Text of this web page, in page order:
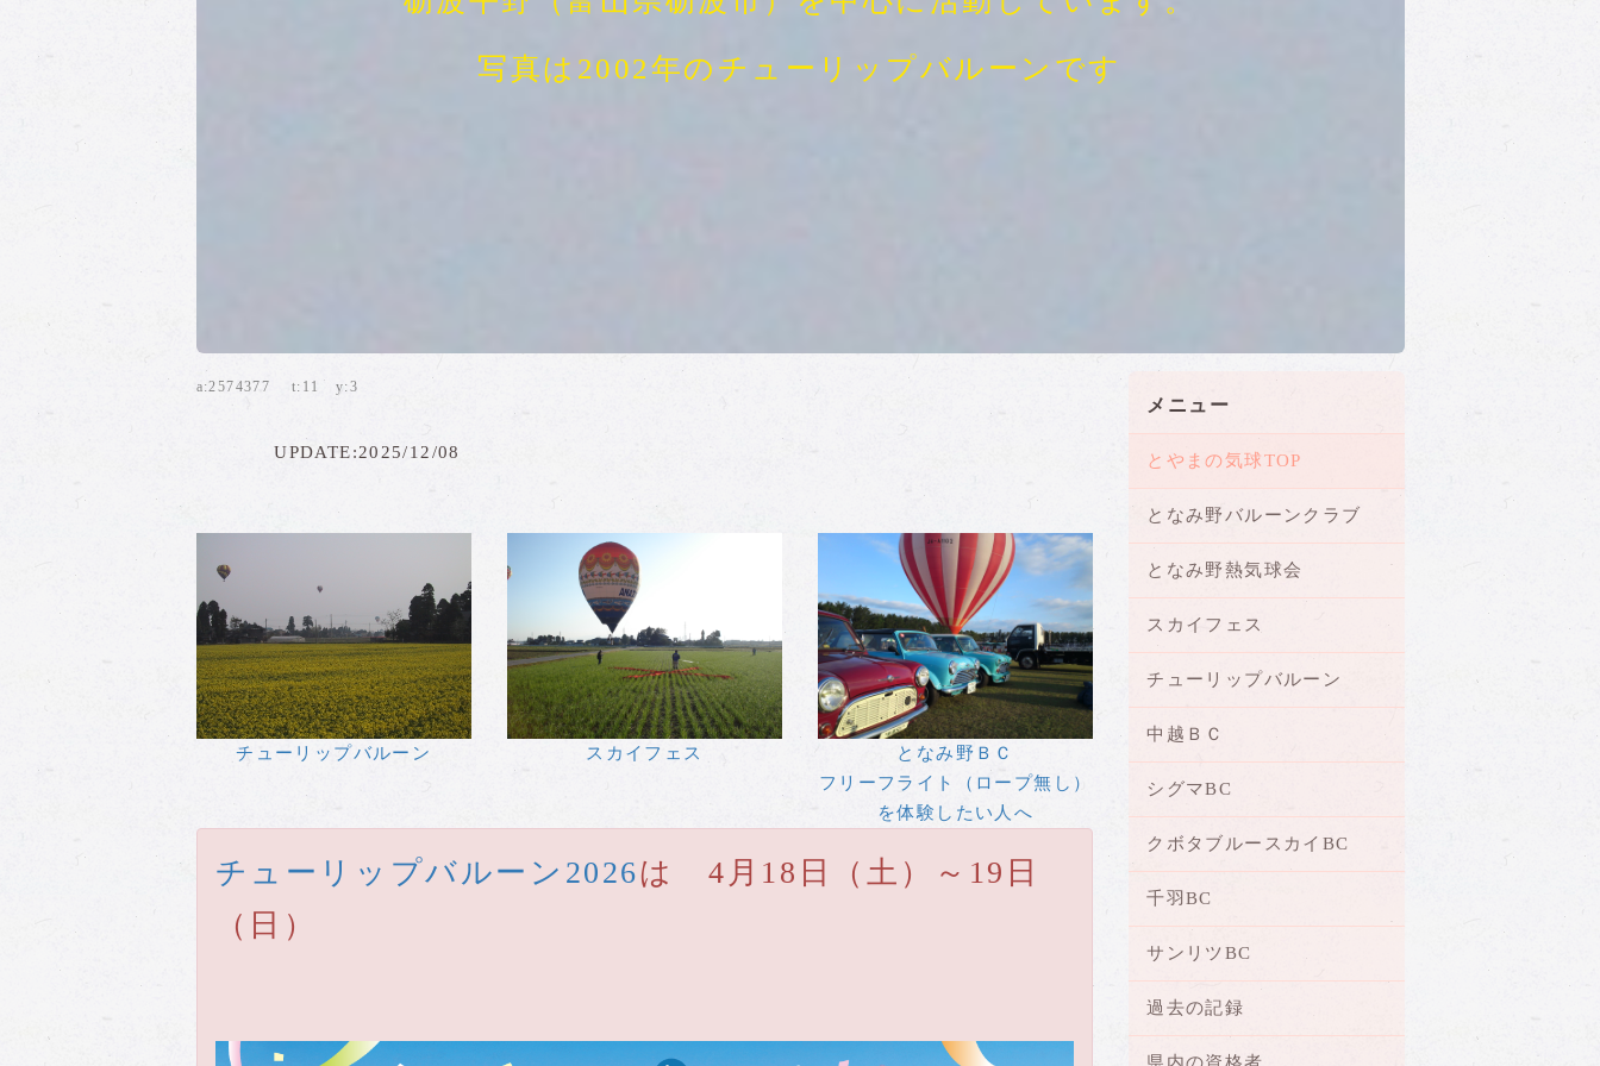
写真は2002年のチューリップバルーンです
a:2574377 t:11 y:3
UPDATE:2025/12/08
チューリップバルーン スカイフェス
となみ野ＢＣ
フリーフライト（ロープ無し）
を体験したい人へ
チューリップバルーン2026は 4月18日（土）～19日
（日）
メニュー
とやまの気球TOP
となみ野バルーンクラブ
となみ野熱気球会
スカイフェス
チューリップバルーン
中越ＢＣ
シグマBC
クボタブルースカイBC
千羽BC
サンリツBC
過去の記録